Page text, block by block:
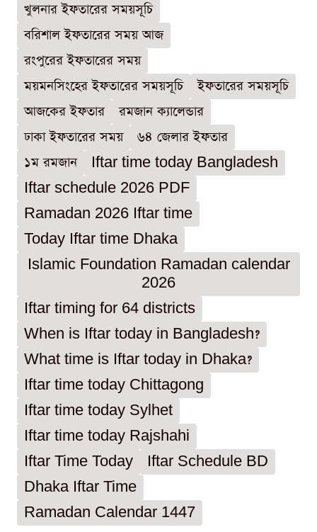
খুলনার ইফতারের সময়সূচি
বরিশাল ইফতারের সময় আজ
রংপুরের ইফতারের সময়
ময়মনসিংহের ইফতারের সময়সূচি
ইফতারের সময়সূচি
আজকের ইফতার
রমজান ক্যালেন্ডার
ঢাকা ইফতারের সময়
৬৪ জেলার ইফতার
১ম রমজান
Iftar time today Bangladesh
Iftar schedule 2026 PDF
Ramadan 2026 Iftar time
Today Iftar time Dhaka
Islamic Foundation Ramadan calendar
2026
Iftar timing for 64 districts
When is Iftar today in Bangladesh?
What time is Iftar today in Dhaka?
Iftar time today Chittagong
Iftar time today Sylhet
Iftar time today Rajshahi
Iftar Time Today
Iftar Schedule BD
Dhaka Iftar Time
Ramadan Calendar 1447